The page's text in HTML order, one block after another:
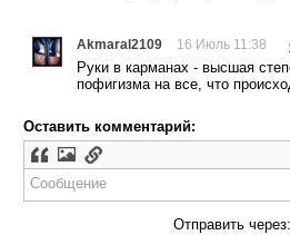
Akmaral2109 16 Июль 11:38
Руки в карманах - высшая
пофигизма на все, что
Оставить комментарий:
Отправить через: